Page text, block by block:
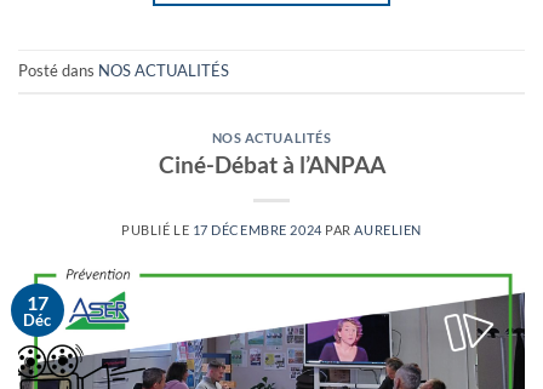
Posté dans NOS ACTUALITÉS
NOS ACTUALITÉS
Ciné-Débat à l’ANPAA
PUBLIÉ LE 17 DÉCEMBRE 2024 PARAURELIEN
17
Déc